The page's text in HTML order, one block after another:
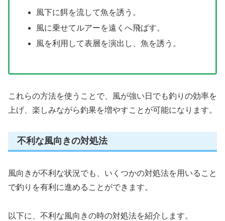
風下に餌を流して魚を誘う。
風に乗せてルアーを遠くへ飛ばす。
風を利用して表層を演出し、魚を誘う。
これらの方法を使うことで、風が強い日でも釣りの効率を
上げ、楽しみながら釣果を増やすことが可能になります。
不利な風向きの対処法
風向きが不利な状況でも、いくつかの対処法を用いること
で釣りを有利に進めることができます。
以下に、不利な風向きの時の対処法を紹介します。